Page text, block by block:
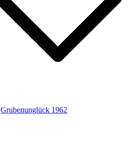
Grubenunglück 1962